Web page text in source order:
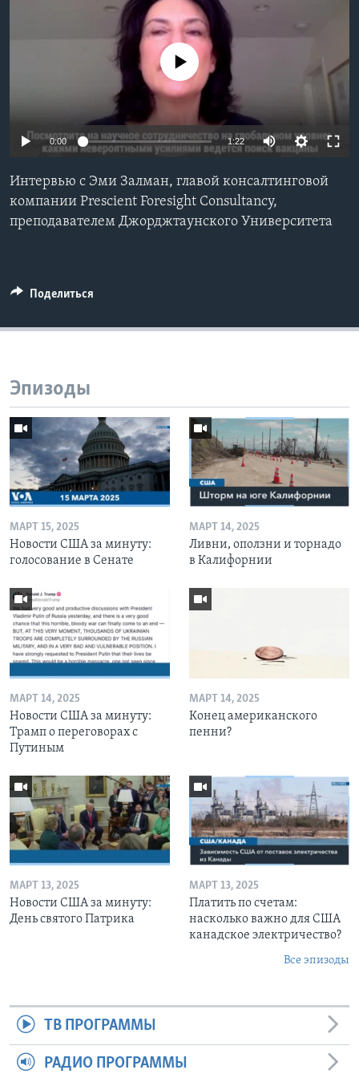
Языки
No media source currently available
0:00 1:22
Интервью с Эми Залман, главой консалтинговой
компании Prescient Foresight Consultancy,
преподавателем Джорджтаунского Университета
Поделиться
Эпизоды
МАРТ 15, 2025
Новости США за минуту:
голосование в Сенате
МАРТ 14, 2025
Ливни, оползни и торнадо
в Калифорнии
МАРТ 14, 2025
Новости США за минуту:
Трамп о переговорах с
Путиным
МАРТ 14, 2025
Конец американского
пенни?
МАРТ 13, 2025
Новости США за минуту:
День святого Патрика
МАРТ 13, 2025
Платить по счетам:
насколько важно для США
канадское электричество?
Все эпизоды
ТВ ПРОГРАММЫ
РАДИО ПРОГРАММЫ